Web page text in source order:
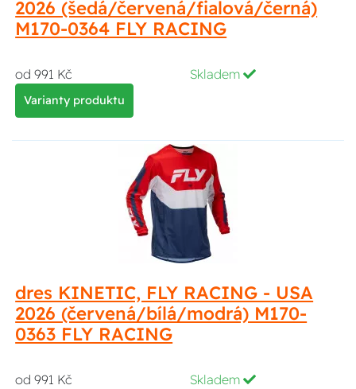
2026 (šedá/červená/fialová/černá)
M170-0364 FLY RACING
od 991 Kč Skladem
Varianty produktu
dres KINETIC, FLY RACING - USA
2026 (červená/bílá/modrá) M170-
0363 FLY RACING
od 991 Kč Skladem